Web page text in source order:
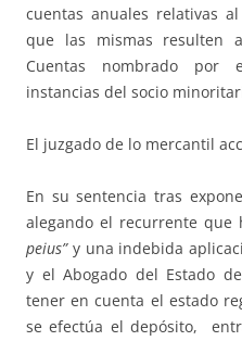
cuentas anuales relativas
que las mismas resulten
Cuentas nombrado por
instancias del socio
El juzgado de lo mercantil
En su sentencia tras
alegando el recurrente que
peius”y una indebida
y el Abogado del Estado
tener en cuenta el estado
se efectúa el depósito,